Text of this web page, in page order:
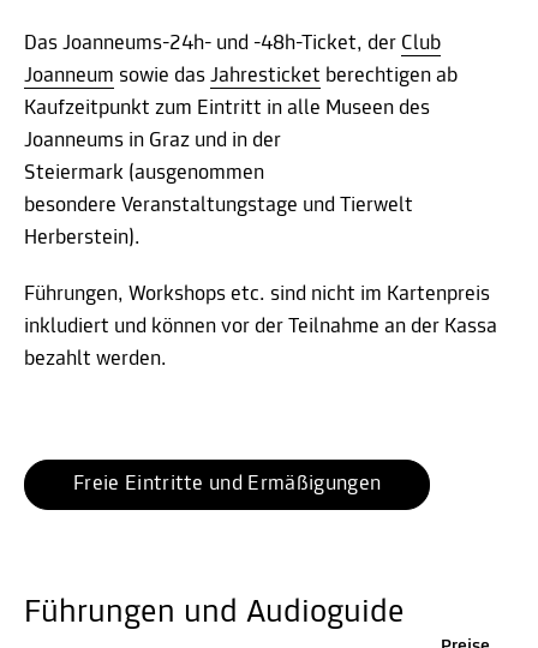
Das Joanneums-24h- und -48h-Ticket, der Club
Joanneum sowie das Jahresticket berechtigen ab
Kaufzeitpunkt zum Eintritt in alle Museen des
Joanneums in Graz und in der
Steiermark (ausgenommen
besondere Veranstaltungstage und Tierwelt
Herberstein).
Führungen, Workshops etc. sind nicht im Kartenpreis
inkludiert und können vor der Teilnahme an der Kassa
bezahlt werden.
Freie Eintritte und Ermäßigungen
Führungen und Audioguide